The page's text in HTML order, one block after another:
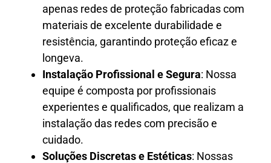
apenas redes de proteção fabricadas com
materiais de excelente durabilidade e
resistência, garantindo proteção eficaz e
longeva.
Instalação Profissional e Segura: Nossa
equipe é composta por profissionais
experientes e qualificados, que realizam a
instalação das redes com precisão e
cuidado.
Soluções Discretas e Estéticas: Nossas